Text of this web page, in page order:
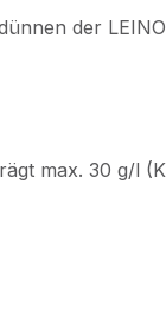
der
max. 30 g/l